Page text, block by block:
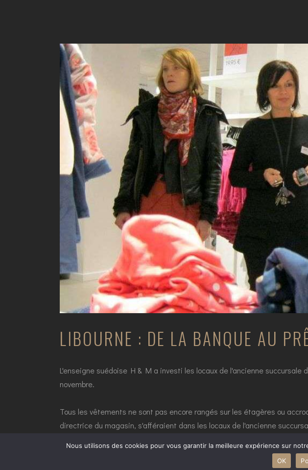
LIBOURNE : DE LA BANQUE AU
L'enseigne suédoise H & M a investi les locaux de l'ancienne
novembre.
Tous les vêtements ne sont pas encore rangés sur les étagères ou
directrice du magasin, s'afféraient dans les locaux de l'ancienne
Nous utilisons des cookies pour vous garantir la meilleure expérience sur
OK